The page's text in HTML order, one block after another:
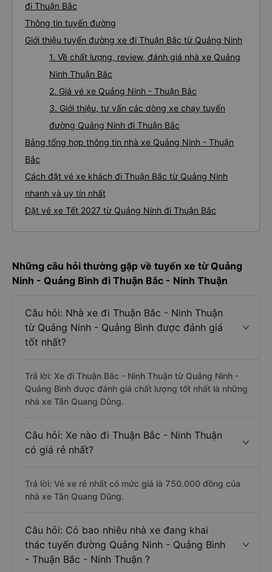
đi Thuận Bắc
Thông tin tuyến đường
Giới thiệu tuyến đường xe đi Thuận Bắc từ Quảng Ninh
1. Về chất lượng, review, đánh giá nhà xe Quảng
Ninh Thuận Bắc
2. Giá vé xe Quảng Ninh - Thuận Bắc
3. Giới thiệu, tư vấn các dòng xe chạy tuyến
đường Quảng Ninh đi Thuận Bắc
Bảng tổng hợp thông tin nhà xe Quảng Ninh - Thuận
Bắc
Cách đặt vé xe khách đi Thuận Bắc từ Quảng Ninh
nhanh và uy tín nhất
Đặt vé xe Tết 2027 từ Quảng Ninh đi Thuận Bắc
Những câu hỏi thường gặp về tuyến xe từ Quảng
Ninh - Quảng Bình đi Thuận Bắc - Ninh Thuận
Câu hỏi: Nhà xe đi Thuận Bắc - Ninh Thuận
từ Quảng Ninh - Quảng Bình được đánh giá
tốt nhất?
Trả lời: Xe đi Thuận Bắc - Ninh Thuận từ Quảng Ninh -
Quảng Bình được đánh giá chất lượng tốt nhất là những
nhà xe Tân Quang Dũng.
Câu hỏi: Xe nào đi Thuận Bắc - Ninh Thuận
có giá rẻ nhất?
Trả lời: Vé xe rẻ nhất có mức giá là 750.000 đồng của
nhà xe Tân Quang Dũng.
Câu hỏi: Có bao nhiêu nhà xe đang khai
thác tuyến đường Quảng Ninh - Quảng Bình
- Thuận Bắc - Ninh Thuận ?